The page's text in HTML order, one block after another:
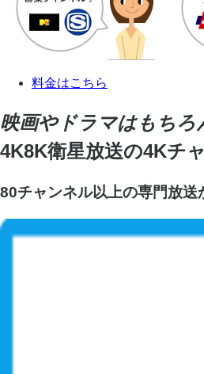
料金はこちら
映画やドラマはもち
4K8K衛星放送の4Kチ
80チャンネル以上の専門放送